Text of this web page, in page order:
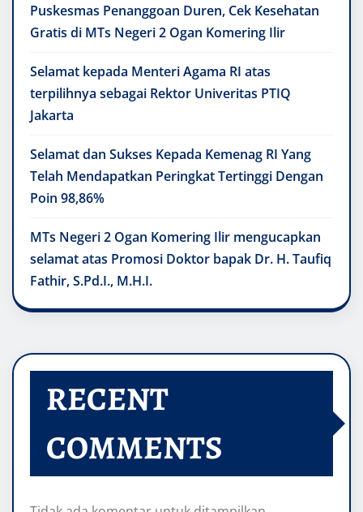
Puskesmas Penanggoan Duren, Cek Kesehatan
Gratis di MTs Negeri 2 Ogan Komering Ilir
Selamat kepada Menteri Agama RI atas
terpilihnya sebagai Rektor Univeritas PTIQ
Jakarta
Selamat dan Sukses Kepada Kemenag RI Yang
Telah Mendapatkan Peringkat Tertinggi Dengan
Poin 98,86%
MTs Negeri 2 Ogan Komering Ilir mengucapkan
selamat atas Promosi Doktor bapak Dr. H. Taufiq
Fathir, S.Pd.I., M.H.I.
RECENT
COMMENTS